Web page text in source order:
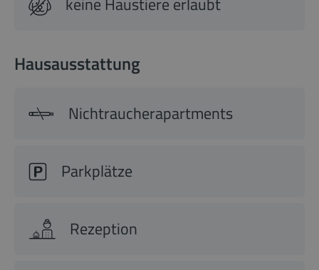
Hausausstattung
Nichtraucherapartments
Parkplätze
Rezeption